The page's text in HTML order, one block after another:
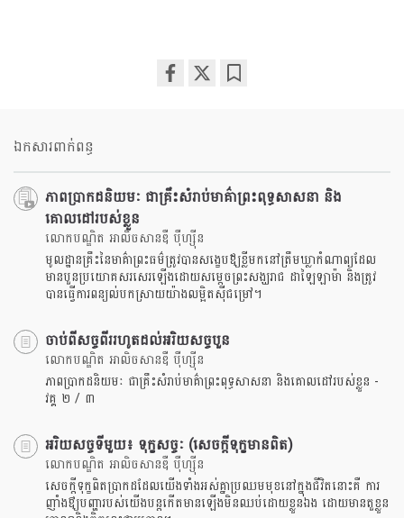
ឯកសារពាក់ពន្ធ
ភាពប្រាកដនិយមៈ ជាគ្រឹះសំរាប់មាគ៌ាព្រះពុទ្ធសាសនា និង
គោលដៅរបស់ខ្លួន
លោកបណ្ឌិត អាលិចសានឌឺ បុឺហ្សុីន
មូលដ្ឋានគ្រឹះនៃមាគ៌ាព្រះធម៌ត្រូវបានសង្ខេបឪ្យខ្លីមកនៅត្រឹមឃ្លាកំណាព្យដែល
មានបួនប្រយោគសរសេរឡើងដោយសម្តេចព្រះសង្ឃរាជ ដាឡៃឡាម៉ា និងត្រូវ
បានធ្វើការពន្យល់បកស្រាយយ៉ាងលម្អិតស៊ីជម្រៅ។
ចាប់ពីសច្ចពីររហូតដល់អរិយសច្ចបួន
លោកបណ្ឌិត អាលិចសានឌឺ បុឺហ្សុីន
ភាពប្រាកដនិយមៈ ជាគ្រឹះសំរាប់មាគ៌ាព្រះពុទ្ធសាសនា និងគោលដៅរបស់ខ្លួន -
វគ្គ ២ / ៣
អរិយសច្ចទីមួយ៖ ទុក្ខសច្ចៈ (សេចក្តីទុក្ខមានពិត)
លោកបណ្ឌិត អាលិចសានឌឺ បុឺហ្សុីន
សេចក្តីទុក្ខពិតប្រាកដដែលយើងទាំងអស់គ្នាប្រឈមមុខនៅក្នុងជីវិតនោះគឺ ការ
ញាំងឳ្យបញ្ហារបស់យើងបន្តកើតមានឡើងមិនឈប់ដោយខ្លួនឯង ដោយមានតួខ្លួន